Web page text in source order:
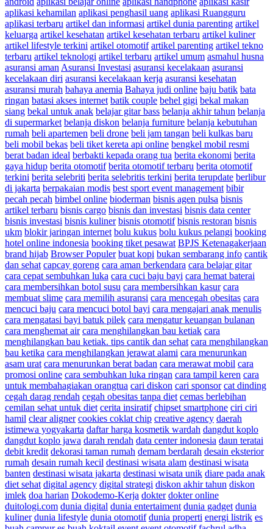
aplikasi kehamilan aplikasi penghasil uang aplikasi Ruangguru
aplikasi terbaru artikel dan informasi artikel dunia parenting artikel
keluarga artikel kesehatan artikel kesehatan terbaru artikel kuliner
artikel lifestyle terkini artikel otomotif artikel parenting artikel tekno
terbaru artikel teknologi artikel terbaru artikel umum asmahul husna
asuransi aman Asuransi Investasi asuransi kecelakaan asuransi
kecelakaan diri asuransi kecelakaan kerja asuransi kesehatan
asuransi murah bahaya anemia Bahaya judi online baju batik bata
ringan batasi akses internet batik couple behel gigi bekal makan
siang bekal untuk anak belajar gitar bass belanja akhir tahun belanja
di supermarket belanja diskon belanja furniture belanja kebutuhan
rumah beli apartemen beli drone beli jam tangan beli kulkas baru
beli mobil bekas beli tiket kereta api online bengkel mobil resmi
berat badan ideal berbakti kepada orang tua berita ekonomi berita
gaya hidup berita otomotif berita otomotif terbaru berita otomotif
terkini berita selebriti berita selebritis terkini berita terupdate berlibur
di jakarta berpakaian modis best sport event management bibir
pecah pecah bimbel online bioderman bisnis agen pulsa bisnis
artikel terbaru bisnis cargo bisnis dan investasi bisnis data center
bisnis investasi bisnis kuliner bisnis otomotif bisnis restoran bisnis
ukm blokir jaringan internet bolu kukus bolu kukus pelangi booking
hotel online indonesia booking tiket pesawat BPJS Ketenagakerjaan
brand hijab Browser Populer buat kopi bukan sembarang info cantik
dan sehat capcay goreng cara aman berkendara cara belajar gitar
cara cepat sembuhkan luka cara cuci baju bayi cara hemat baterai
cara membersihkan botol susu cara membersihkan kasur cara
membuat slime cara memilih asuransi cara mencegah obesitas cara
mencuci baju cara mencuci botol bayi cara mengajari anak menulis
cara mengatasi bayi batuk pilek cara mengatur keuangan bulanan
cara menghemat air cara menghilangkan bau ketiak cara
menghilangkan bau ketiak. tips cantik dan sehat cara menghilangkan
bau ketika cara menghilangkan jerawat alami cara menurunkan
asam urat cara menurunkan berat badan cara merawat mobil cara
promosi online cara sembuhkan luka ringan cara tampil keren cara
untuk membahagiakan orangtua cari diskon cari sponsor cat dinding
cegah darag rendah cegah obesitas tanpa diet cemas berlebihan
cemilan sehat untuk diet cerita insiratif chipset smartphone ciri ciri
hamil clear aligner cookies coklat chip creative agency daerah
istimewa yogyakarta daftar harga kosmetik wardah dangdut koplo
dangdut koplo jawa darah rendah data center indonesia daun teratai
debit kredit dekorasi taman rumah demam berdarah desain eksterior
rumah desain rumah kecil destinasi wisata alam destinasi wisata
banten destinasi wisata jakarta destinasi wisata unik diare pada anak
diet sehat digital agency digital strategi diskon akhir tahun diskon
imlek doa harian Dokodemo-Kerja dokter dokter online
duitologi.com dunia digital dunia entertaiment dunia gadget dunia
kuliner dunia lifestyle dunia otomotif dunia properti energi listrik es